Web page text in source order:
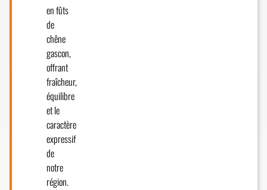
en fûts
de
chêne
gascon,
offrant
fraîcheur,
équilibre
et le
caractère
expressif
de
notre
région.